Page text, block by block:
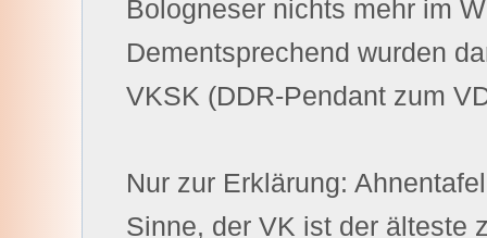
Bologneser nichts mehr im
Dementsprechend wurden
VKSK (DDR-Pendant zum
Nur zur Erklärung:
Sinne, der VK ist der älteste